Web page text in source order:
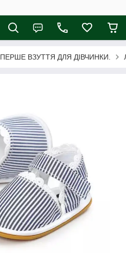
ПЕРШЕ ВЗУТТЯ ДЛЯ ДІВЧИНКИ.